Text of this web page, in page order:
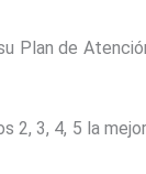
Plan de
3, 4, 5 la